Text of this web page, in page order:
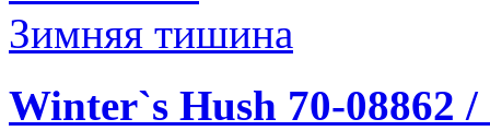
Winter`s Hush 70-08862